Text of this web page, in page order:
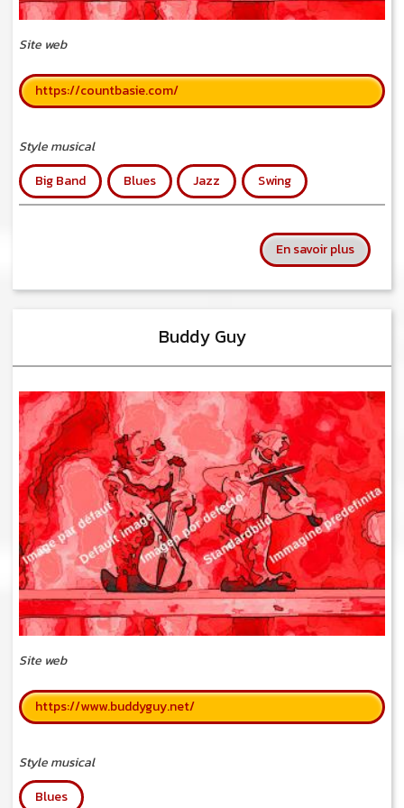
Site web
https://countbasie.com/
Style musical
Big Band
Blues Jazz Swing
En savoir plussur
Buddy Guy
Site web
https://www.buddyguy.net/
Style musical
Blues